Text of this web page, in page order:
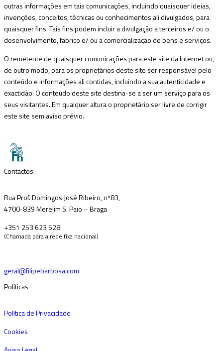
outras informações em tais comunicações, incluindo quaisquer ideias,
invenções, conceitos, técnicas ou conhecimentos ali divulgados, para
quaisquer fins. Tais fins podem incluir a divulgação a terceiros e/ ou o
desenvolvimento, fabrico e/ ou a comercialização de bens e serviços.
O remetente de quaisquer comunicações para este site da Internet ou,
de outro modo, para os proprietários deste site ser responsável pelo
conteúdo e informações ali contidas, incluindo a sua autenticidade e
exactidão. O conteúdo deste site destina-se a ser um serviço para os
seus visitantes. Em qualquer altura o proprietário ser livre de corrigir
este site sem aviso prévio.
Contactos
Rua Prof. Domingos José Ribeiro, nº83,
4700-839 Merelim S. Paio – Braga
+351 253 623 528
(Chamada para a rede fixa nacional)
geral@filipebarbosa.com
Políticas
Política de Privacidade
Cookies